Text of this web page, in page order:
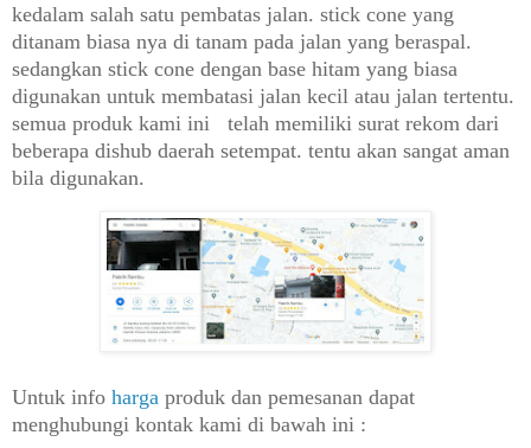
kedalam salah satu pembatas jalan. stick cone yang
ditanam biasa nya di tanam pada jalan yang beraspal.
sedangkan stick cone dengan base hitam yang biasa
digunakan untuk membatasi jalan kecil atau jalan tertentu.
semua produk kami ini telah memiliki surat rekom dari
beberapa dishub daerah setempat. tentu akan sangat aman
bila digunakan.
Untuk info harga produk dan pemesanan dapat
menghubungi kontak kami di bawah ini :